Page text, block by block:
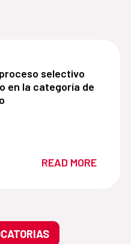
selectivo de
selectivo
en la categoría de
READ MORE